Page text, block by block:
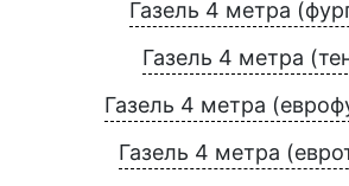
Газель 4 метра
Газель 4 метра
Газель 4 метра
Газель 4 метра